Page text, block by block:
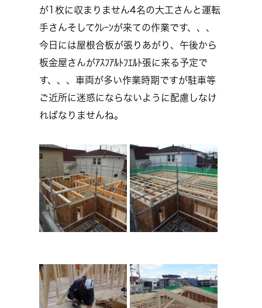
が1枚に収まりません4名の大工さんと運転
手さんそしてｸﾚｰﾝが来ての作業です、、、
今日には屋根合板が張りあがり、午後から
板金屋さんがｱｽﾌｱﾙﾄﾌｴﾙﾄ張に来る予定で
す、、、車両が多い作業時期ですが駐車等
ご近所に迷惑にならないように配慮しなけ
ればなりませんね。